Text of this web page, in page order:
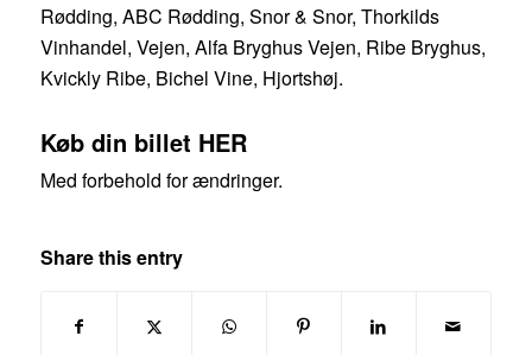
Rødding, ABC Rødding, Snor & Snor, Thorkilds
Vinhandel, Vejen, Alfa Bryghus Vejen, Ribe Bryghus,
Kvickly Ribe, Bichel Vine, Hjortshøj.
Køb din billet HER
Med forbehold for ændringer.
Share this entry